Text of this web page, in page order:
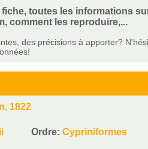
fiche, toutes les informations
comment les reproduire,...
des précisions à apporter?
1822
Ordre:Cypriniformes